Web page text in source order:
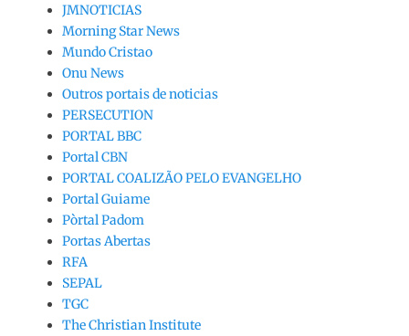
JMNOTICIAS
Morning Star News
Mundo Cristao
Onu News
Outros portais de noticias
PERSECUTION
PORTAL BBC
Portal CBN
PORTAL COALIZÃO PELO EVANGELHO
Portal Guiame
Pòrtal Padom
Portas Abertas
RFA
SEPAL
TGC
The Christian Institute